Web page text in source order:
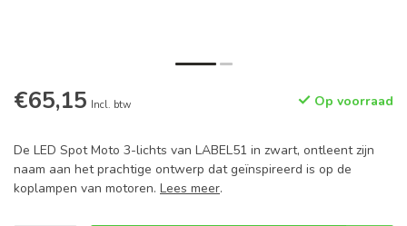
€65,15 Incl. btw Op voorraad
De LED Spot Moto 3-lichts van LABEL51 in zwart, ontleent zijn
naam aan het prachtige ontwerp dat geïnspireerd is op de
koplampen van motoren. Lees meer.